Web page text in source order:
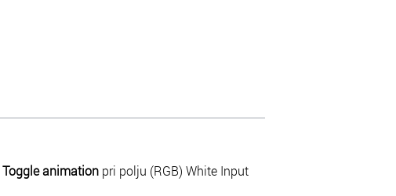
Toggle animation pri polju (RGB) White Input